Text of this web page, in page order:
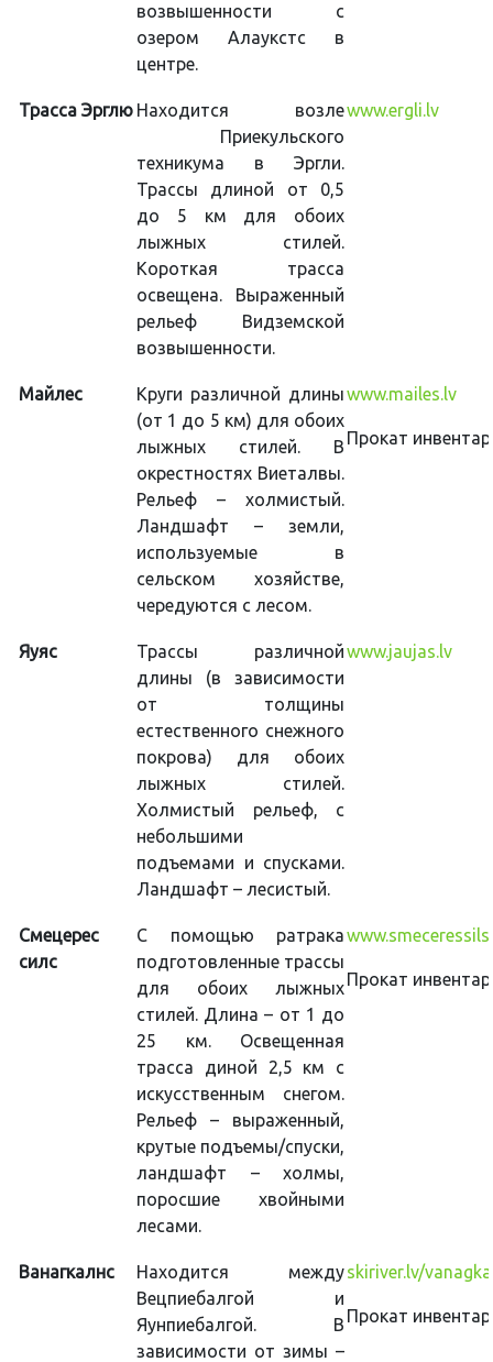
возвышенности с
озером Алаукстс в
центре.
Трасса Эрглю Находится возле
Приекульского
техникума в Эргли.
Трассы длиной от 0,5
до 5 км для обоих
лыжных стилей.
Короткая трасса
освещена. Выраженный
рельеф Видземской
возвышенности.
www.ergli.lv
Майлес
Круги различной длины
(от 1 до 5 км) для обоих
лыжных стилей. В
окрестностях Виеталвы.
Рельеф – холмистый.
Ландшафт – земли,
используемые в
сельском хозяйстве,
чередуются с лесом.
www.mailes.lv
Прокат
Яуяс
Трассы различной
длины (в зависимости
от толщины
естественного снежного
покрова) для обоих
лыжных стилей.
Холмистый рельеф, с
небольшими
подъемами и спусками.
Ландшафт – лесистый.
www.jaujas.lv
Смецерес
силс
С помощью ратрака
подготовленные трассы
для обоих лыжных
стилей. Длина – от 1 до
25 км. Освещенная
трасса диной 2,5 км с
искусственным снегом.
Рельеф – выраженный,
крутые подъемы/спуски,
ландшафт – холмы,
поросшие хвойными
лесами.
Прокат
Ванагкалнс
Находится между
Вецпиебалгой и
Яунпиебалгой. В
зависимости от зимы –
skiriver.lv/
Прокат